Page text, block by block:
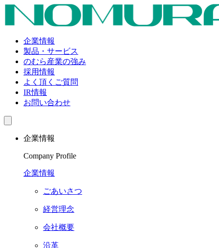
企業情報
製品・サービス
のむら産業の強み
採用情報
よく頂くご質問
IR情報
お問い合わせ
企業情報
Company Profile
企業情報
ごあいさつ
経営理念
会社概要
沿革